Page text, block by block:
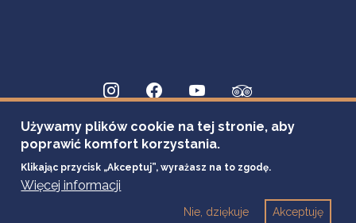
Używamy plików cookie na tej stronie, aby
poprawić komfort korzystania.
Klikając przycisk „Akceptuj”, wyrażasz na to zgodę.
Więcej informacji
Akceptuję
Nie, dziękuje